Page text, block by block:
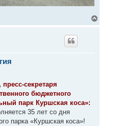
е
секретаря
бюджетного
парк Куршская коса»:
35 лет со дня
парка «Куршская коса»!